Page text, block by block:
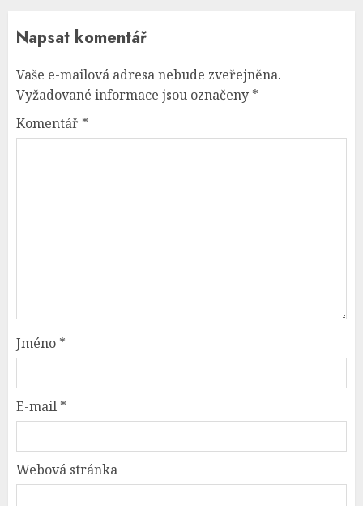
Napsat komentář
Vaše e-mailová adresa nebude zveřejněna.
Vyžadované informace jsou označeny *
Komentář *
Jméno *
E-mail *
Webová stránka